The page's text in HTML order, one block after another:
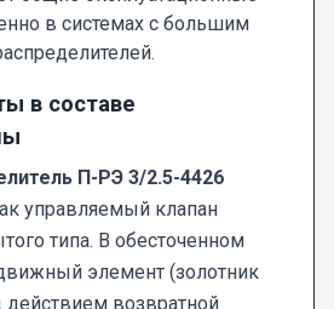
в системах с большим
в составе
П-РЭ 3/2.5-4426
управляемый клапан
типа. В обесточенном
элемент (золотник
возвратной